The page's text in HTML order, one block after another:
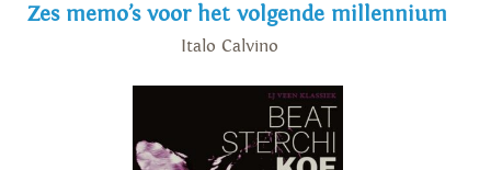
Zes memo’s voor het volgende millennium
Italo Calvino